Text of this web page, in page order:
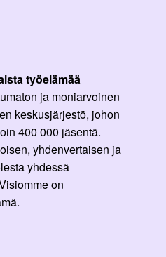
työelämää
ja moniarvoinen
keskusjärjestö, johon
400 000 jäsentä.
yhdenvertaisen ja
yhdessä
on